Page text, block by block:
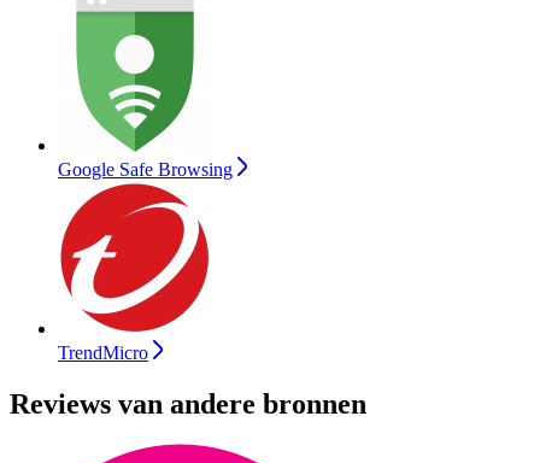
Google Safe Browsing
TrendMicro
Reviews van andere bronnen